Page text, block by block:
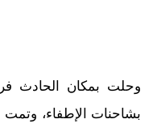
وحلت بمكان الحادث
بشاحنات الإطفاء،